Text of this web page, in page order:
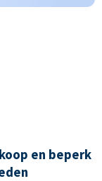
en beperk